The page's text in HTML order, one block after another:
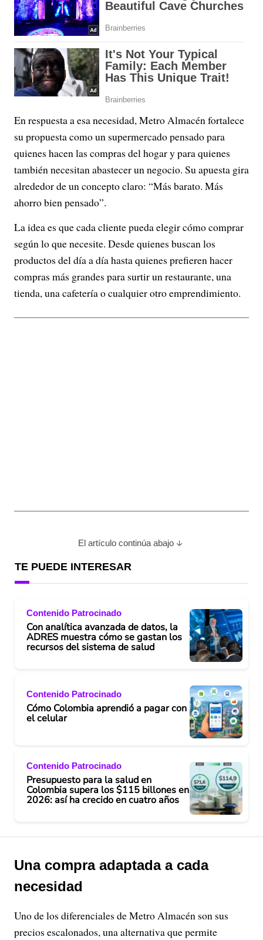
En respuesta a esa necesidad, Metro Almacén fortalece
su propuesta como un supermercado pensado para
quienes hacen las compras del hogar y para quienes
también necesitan abastecer un negocio. Su apuesta gira
alrededor de un concepto claro: “Más barato. Más
ahorro bien pensado”.
La idea es que cada cliente pueda elegir cómo comprar
según lo que necesite. Desde quienes buscan los
productos del día a día hasta quienes prefieren hacer
compras más grandes para surtir un restaurante, una
tienda, una cafetería o cualquier otro emprendimiento.
El artículo continúa abajo
TE PUEDE INTERESAR
Contenido Patrocinado
Con analítica avanzada de datos, la
ADRES muestra cómo se gastan los
recursos del sistema de salud
Contenido Patrocinado
Cómo Colombia aprendió a pagar con
el celular
Contenido Patrocinado
Presupuesto para la salud en
Colombia supera los $115 billones en
2026: así ha crecido en cuatro años
Una compra adaptada a cada
necesidad
Uno de los diferenciales de Metro Almacén son sus
precios escalonados, una alternativa que permite